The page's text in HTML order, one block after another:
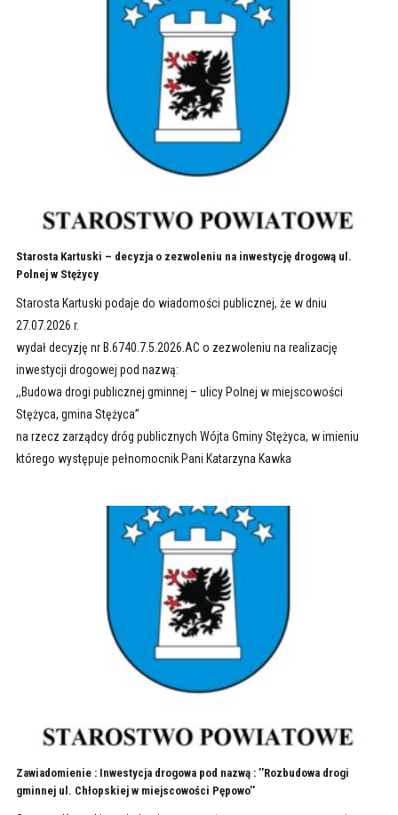
Starosta Kartuski – decyzja o zezwoleniu na inwestycję drogową ul.
Polnej w Stężycy
Starosta Kartuski podaje do wiadomości publicznej, że w dniu
27.07.2026 r.
wydał decyzję nr B.6740.7.5.2026.AC o zezwoleniu na realizację
inwestycji drogowej pod nazwą:
,,Budowa drogi publicznej gminnej – ulicy Polnej w miejscowości
Stężyca, gmina Stężyca”
na rzecz zarządcy dróg publicznych Wójta Gminy Stężyca, w imieniu
którego występuje pełnomocnik Pani Katarzyna Kawka
Zawiadomienie : Inwestycja drogowa pod nazwą : ’’Rozbudowa drogi
gminnej ul. Chłopskiej w miejscowości Pępowo’’